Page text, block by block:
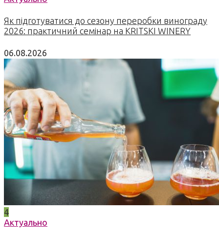
Як підготуватися до сезону переробки винограду
2026: практичний семінар на KRITSKI WINERY
06.08.2026
4
Актуально